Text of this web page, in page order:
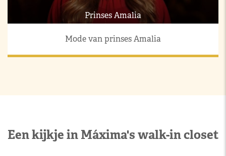
Prinses Amalia
Mode van prinses Amalia
Een kijkje in Máxima's walk-in closet